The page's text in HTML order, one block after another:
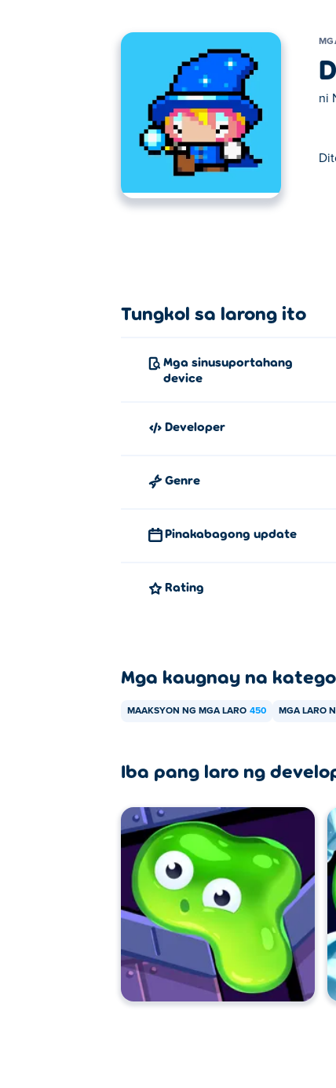
ni
Dito maaari kang maglaro ng Drop
Tungkol sa larong ito
Mga sinusuportahang
device
Developer
Genre
Pinakabagong update
Rating
Mga kaugnay na
MAAKSYON NG MGA LARO 450 MGA LARO
Iba pang laro ng